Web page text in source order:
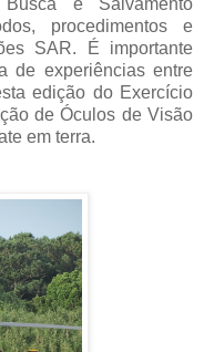
e Salvamento
procedimentos e
SAR. É importante
de experiências entre
edição do Exercício
de Óculos de Visão
em terra.